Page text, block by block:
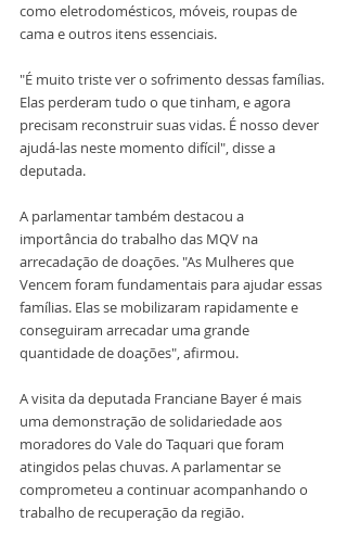
como eletrodomésticos, móveis, roupas de
cama e outros itens essenciais.
"É muito triste ver o sofrimento dessas famílias.
Elas perderam tudo o que tinham, e agora
precisam reconstruir suas vidas. É nosso dever
ajudá-las neste momento difícil", disse a
deputada.
A parlamentar também destacou a
importância do trabalho das MQV na
arrecadação de doações. "As Mulheres que
Vencem foram fundamentais para ajudar essas
famílias. Elas se mobilizaram rapidamente e
conseguiram arrecadar uma grande
quantidade de doações", afirmou.
A visita da deputada Franciane Bayer é mais
uma demonstração de solidariedade aos
moradores do Vale do Taquari que foram
atingidos pelas chuvas. A parlamentar se
comprometeu a continuar acompanhando o
trabalho de recuperação da região.